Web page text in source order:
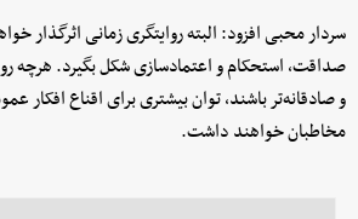
سردار محبی افزود: البته روایتگری زمانی اثرگذار
صداقت، استحکام و اعتمادسازی شکل بگیرد. هرچه
و صادقانه‌تر باشند، توان بیشتری برای اقناع افکار
مخاطبان خواهند داشت.